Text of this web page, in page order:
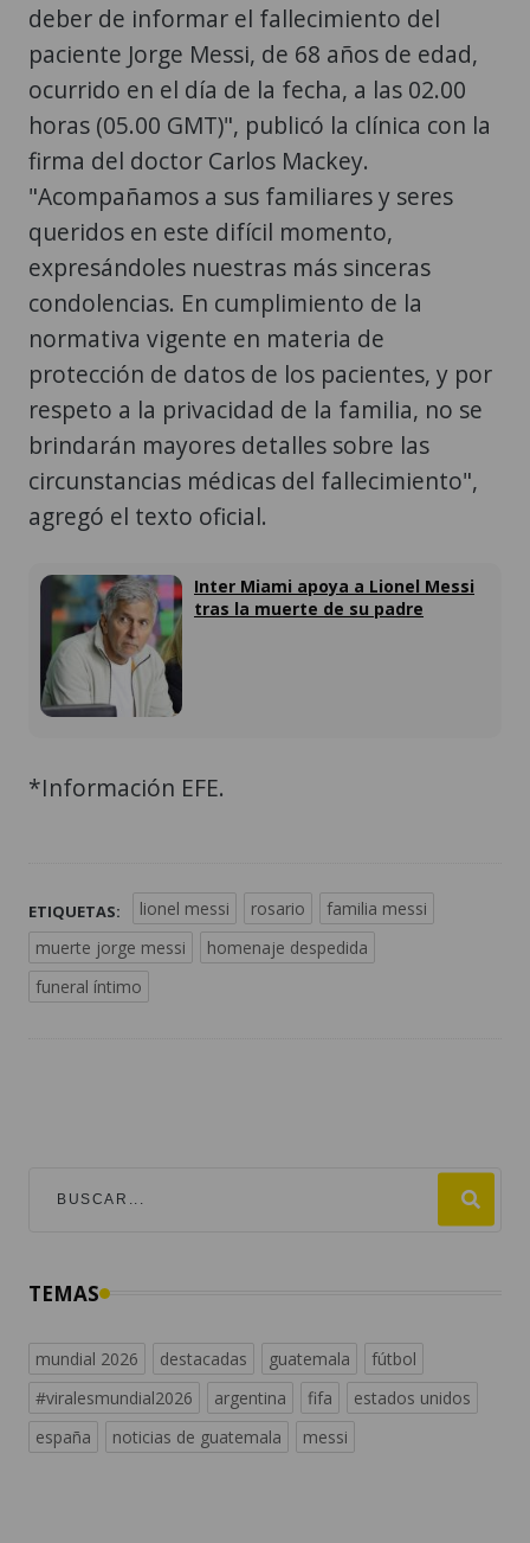
deber de informar el fallecimiento del
paciente Jorge Messi, de 68 años de edad,
ocurrido en el día de la fecha, a las 02.00
horas (05.00 GMT)", publicó la clínica con la
firma del doctor Carlos Mackey.
"Acompañamos a sus familiares y seres
queridos en este difícil momento,
expresándoles nuestras más sinceras
condolencias. En cumplimiento de la
normativa vigente en materia de
protección de datos de los pacientes, y por
respeto a la privacidad de la familia, no se
brindarán mayores detalles sobre las
circunstancias médicas del fallecimiento",
agregó el texto oficial.
Inter Miami apoya a Lionel Messi
tras la muerte de su padre
*Información EFE.
ETIQUETAS: lionel messi rosario
familia messi
muerte jorge messi
homenaje despedida
funeral íntimo
TEMAS
mundial 2026 destacadas guatemala
fútbol
#viralesmundial2026
argentina fifa
estados unidos
españa
noticias de guatemala messi